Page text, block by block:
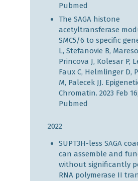
Pubmed
The SAGA histone
acetyltransferase
SMC5/6 to specific
L, Stefanovie B,
Princova J, Kolesar P,
Faux C, Helmlinger D,
M, Palecek JJ.
Chromatin. 2023 Feb
Pubmed
2022
SUPT3H-less SAGA
can assemble and
without significantly
RNA polymerase II